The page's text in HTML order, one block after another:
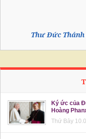
Thư Đức Thánh
Ký ức của
Hoàng
Thứ Bảy